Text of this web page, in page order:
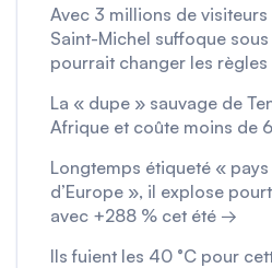
Avec 3 millions de
Saint-Michel suffoque
pourrait changer les règles
La « dupe » sauvage de
Afrique et coûte moins de
Longtemps étiqueté «
d’Europe », il explose
avec +288 % cet été →
Ils fuient les 40 °C pour